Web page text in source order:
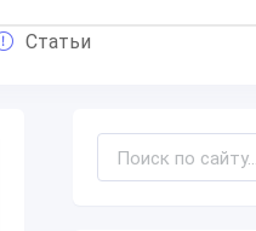
Статьи